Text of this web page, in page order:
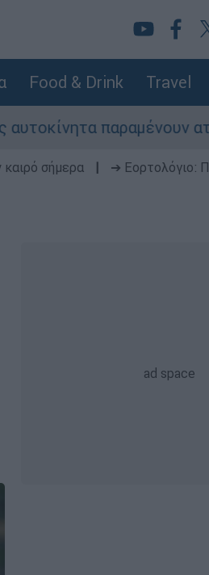
Food & Drink Travel
παραμένουν
σήμερα
➔ Εορτολόγιο: